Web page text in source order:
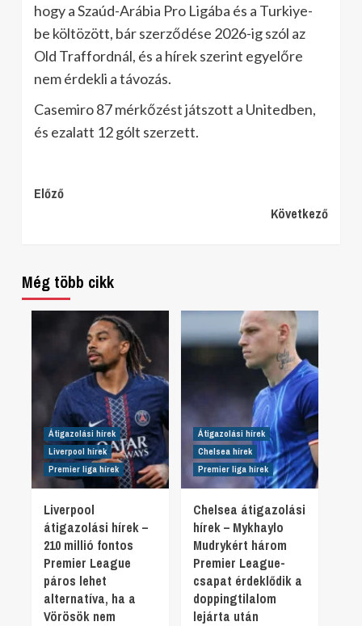
hogy a Szaúd-Arábia Pro Ligába és a Turkiye-
be költözött, bár szerződése 2026-ig szól az
Old Traffordnál, és a hírek szerint egyelőre
nem érdekli a távozás.
Casemiro 87 mérkőzést játszott a Unitedben,
és ezalatt 12 gólt szerzett.
Continue
Előző
Következő
Még több cikk
Átigazolási hírek
Liverpool hírek
Premier liga hírek
Liverpool
átigazolási hírek –
210 millió fontos
Premier League
páros lehet
alternatíva, ha a
Vörösök nem
Átigazolási hírek
Chelsea hírek
Premier liga hírek
Chelsea átigazolási
hírek – Mykhaylo
Mudrykért három
Premier League-
csapat érdeklődik a
doppingtilalom
lejárta után